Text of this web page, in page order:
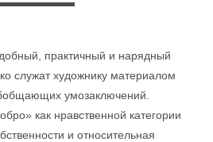
практичный и нарядный
служат художнику материалом
умозаключений.
как нравственной категории
и относительная